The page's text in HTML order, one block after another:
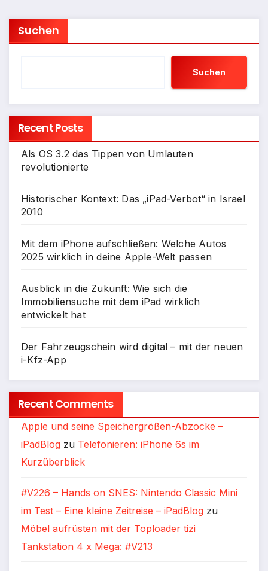
Suchen
Suchen
Recent Posts
Als OS 3.2 das Tippen von Umlauten
revolutionierte
Historischer Kontext: Das „iPad-Verbot“ in Israel
2010
Mit dem iPhone aufschließen: Welche Autos
2025 wirklich in deine Apple-Welt passen
Ausblick in die Zukunft: Wie sich die
Immobiliensuche mit dem iPad wirklich
entwickelt hat
Der Fahrzeugschein wird digital – mit der neuen
i-Kfz-App
Recent Comments
Apple und seine Speichergrößen-Abzocke –
iPadBlog zu Telefonieren: iPhone 6s im
Kurzüberblick
#V226 – Hands on SNES: Nintendo Classic Mini
im Test – Eine kleine Zeitreise – iPadBlog zu
Möbel aufrüsten mit der Toploader tizi
Tankstation 4 x Mega: #V213